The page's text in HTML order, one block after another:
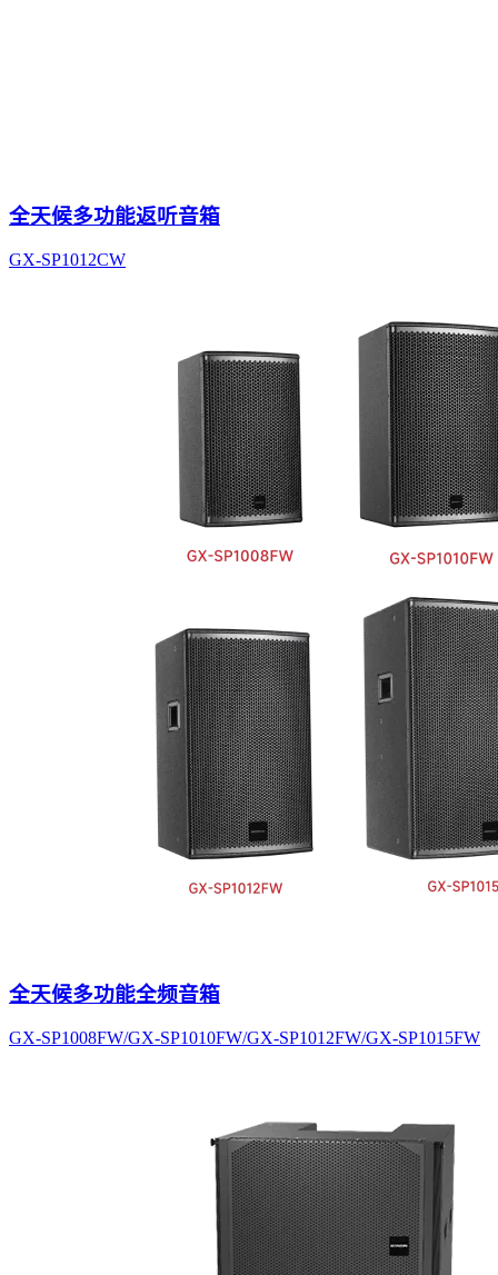
全天候多功能返听音箱
GX-SP1012CW
全天候多功能全频音箱
GX-SP1008FW/GX-SP1010FW/GX-SP1012FW/GX-SP1015FW